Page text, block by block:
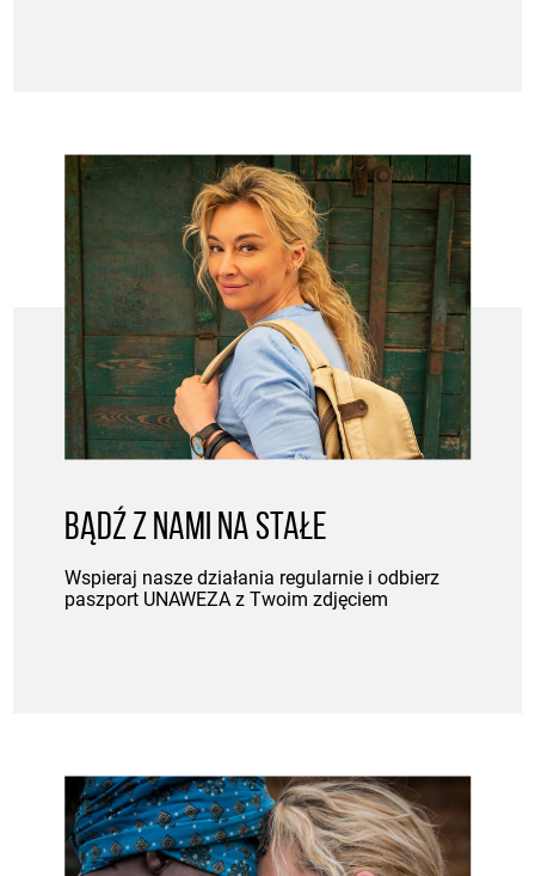
BĄDŹ Z NAMI NA STAŁE
Wspieraj nasze działania regularnie i odbierz
paszport UNAWEZA z Twoim zdjęciem